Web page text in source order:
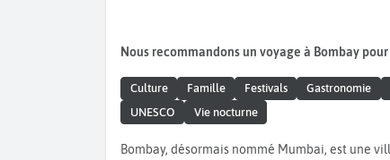
Nous recommandons un voyage à Bombay
Culture Famille Festivals Gastronomie
UNESCO
Vie nocturne
Bombay, désormais nommé Mumbai, est une